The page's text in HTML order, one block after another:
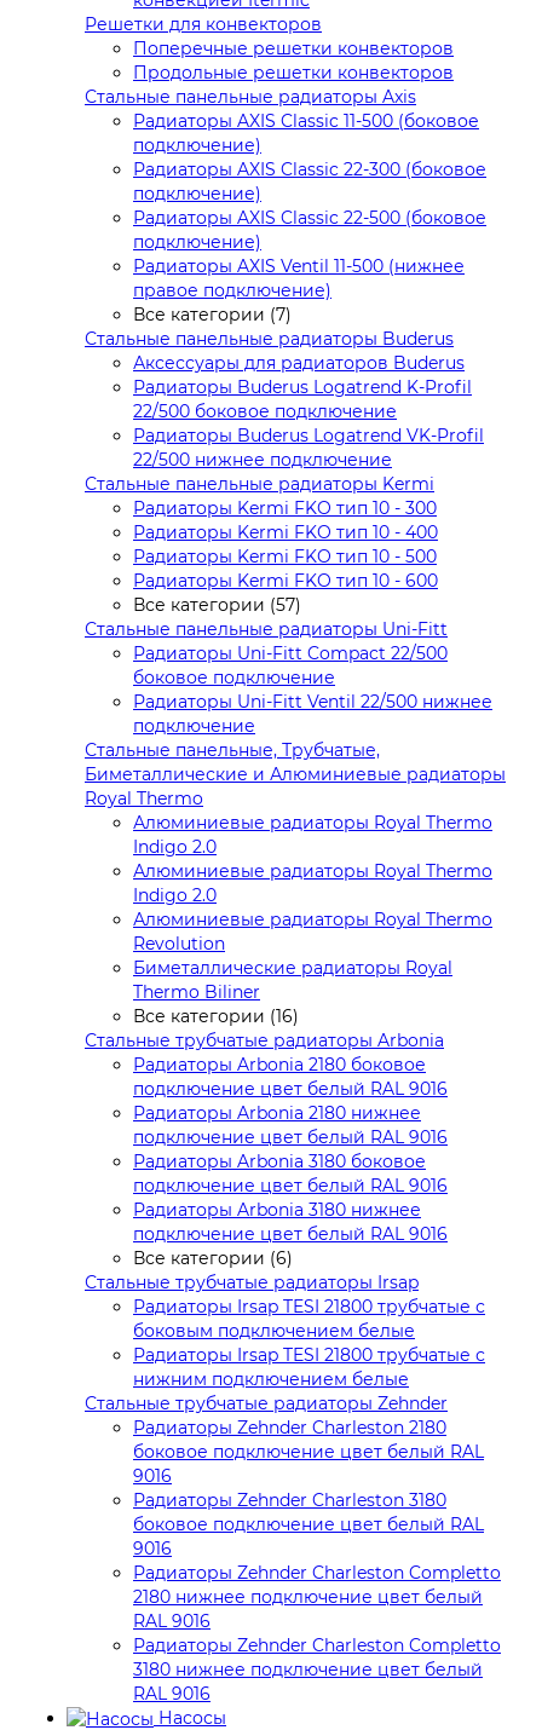
Решетки для конвекторов
Поперечные решетки конвекторов
Продольные решетки конвекторов
Стальные панельные радиаторы Axis
Радиаторы AXIS Classic 11-500 (боковое
подключение)
Радиаторы AXIS Classic 22-300 (боковое
подключение)
Радиаторы AXIS Classic 22-500 (боковое
подключение)
Радиаторы AXIS Ventil 11-500 (нижнее
правое подключение)
Все категории (7)
Стальные панельные радиаторы Buderus
Аксессуары для радиаторов Buderus
Радиаторы Buderus Logatrend K-Profil
22/500 боковое подключение
Радиаторы Buderus Logatrend VK-Profil
22/500 нижнее подключение
Стальные панельные радиаторы Kermi
Радиаторы Kermi FKO тип 10 - 300
Радиаторы Kermi FKO тип 10 - 400
Радиаторы Kermi FKO тип 10 - 500
Радиаторы Kermi FKO тип 10 - 600
Все категории (57)
Стальные панельные радиаторы Uni-Fitt
Радиаторы Uni-Fitt Compact 22/500
боковое подключение
Радиаторы Uni-Fitt Ventil 22/500 нижнее
подключение
Стальные панельные, Трубчатые,
Биметаллические и Алюминиевые радиаторы
Royal Thermo
Алюминиевые радиаторы Royal Thermo
Indigo 2.0
Алюминиевые радиаторы Royal Thermo
Indigo 2.0
Алюминиевые радиаторы Royal Thermo
Revolution
Биметаллические радиаторы Royal
Thermo Biliner
Все категории (16)
Стальные трубчатые радиаторы Arbonia
Радиаторы Arbonia 2180 боковое
подключение цвет белый RAL 9016
Радиаторы Arbonia 2180 нижнее
подключение цвет белый RAL 9016
Радиаторы Arbonia 3180 боковое
подключение цвет белый RAL 9016
Радиаторы Arbonia 3180 нижнее
подключение цвет белый RAL 9016
Все категории (6)
Стальные трубчатые радиаторы Irsap
Радиаторы Irsap TESI 21800 трубчатые с
боковым подключением белые
Радиаторы Irsap TESI 21800 трубчатые с
нижним подключением белые
Стальные трубчатые радиаторы Zehnder
Радиаторы Zehnder Charleston 2180
боковое подключение цвет белый RAL
9016
Радиаторы Zehnder Charleston 3180
боковое подключение цвет белый RAL
9016
Радиаторы Zehnder Charleston Completto
2180 нижнее подключение цвет белый
RAL 9016
Радиаторы Zehnder Charleston Completto
3180 нижнее подключение цвет белый
RAL 9016
Насосы